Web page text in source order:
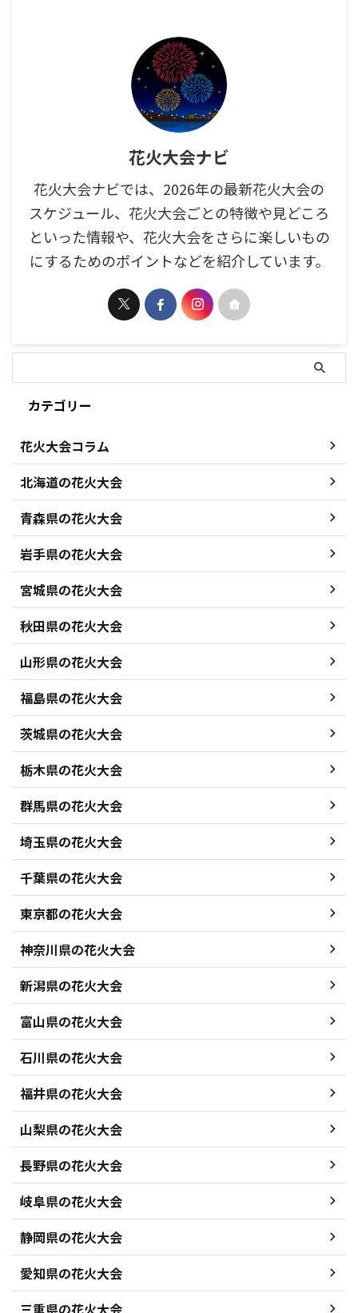
花火大会ナビ
花火大会ナビでは、2026年の最新花火大会の
スケジュール、花火大会ごとの特徴や見どころ
といった情報や、花火大会をさらに楽しいもの
にするためのポイントなどを紹介しています。
カテゴリー
花火大会コラム
北海道の花火大会
青森県の花火大会
岩手県の花火大会
宮城県の花火大会
秋田県の花火大会
山形県の花火大会
福島県の花火大会
茨城県の花火大会
栃木県の花火大会
群馬県の花火大会
埼玉県の花火大会
千葉県の花火大会
東京都の花火大会
神奈川県の花火大会
新潟県の花火大会
富山県の花火大会
石川県の花火大会
福井県の花火大会
山梨県の花火大会
長野県の花火大会
岐阜県の花火大会
静岡県の花火大会
愛知県の花火大会
三重県の花火大会